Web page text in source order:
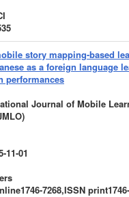
story mapping-based
as a foreign language
performances
Journal of Mobile
11-01
7268,ISSN